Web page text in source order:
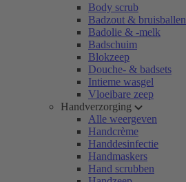
Body scrub
Badzout & bruisballen
Badolie & -melk
Badschuim
Blokzeep
Douche- & badsets
Intieme wasgel
Vloeibare zeep
Handverzorging
Alle weergeven
Handcrème
Handdesinfectie
Handmaskers
Hand scrubben